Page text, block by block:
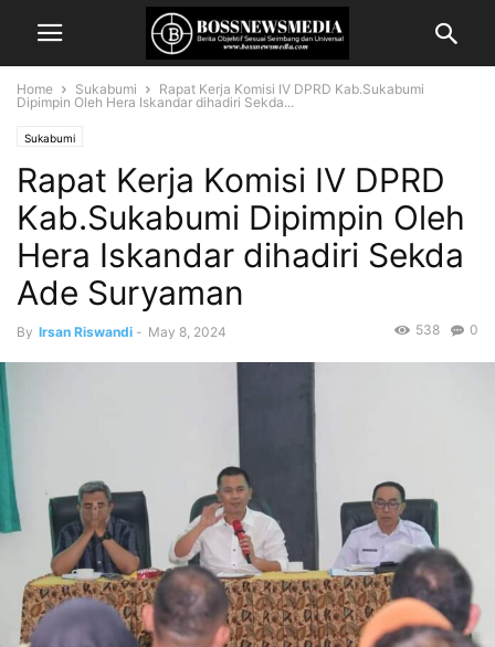
Home Sukabumi
Rapat Kerja Komisi IV DPRD Kab.Sukabumi
Dipimpin Oleh Hera Iskandar dihadiri Sekda...
Sukabumi
Rapat Kerja Komisi IV DPRD
Kab.Sukabumi Dipimpin Oleh
Hera Iskandar dihadiri Sekda
Ade Suryaman
By Irsan Riswandi - May 8, 2024 0
538